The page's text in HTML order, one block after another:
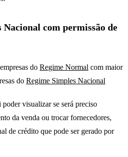
Nacional com permissão de
do Regime Normal com maior
do Regime Simples Nacional
visualizar se será preciso
da venda ou trocar fornecedores,
de crédito que pode ser gerado por